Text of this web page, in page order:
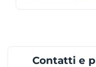
Contatti e